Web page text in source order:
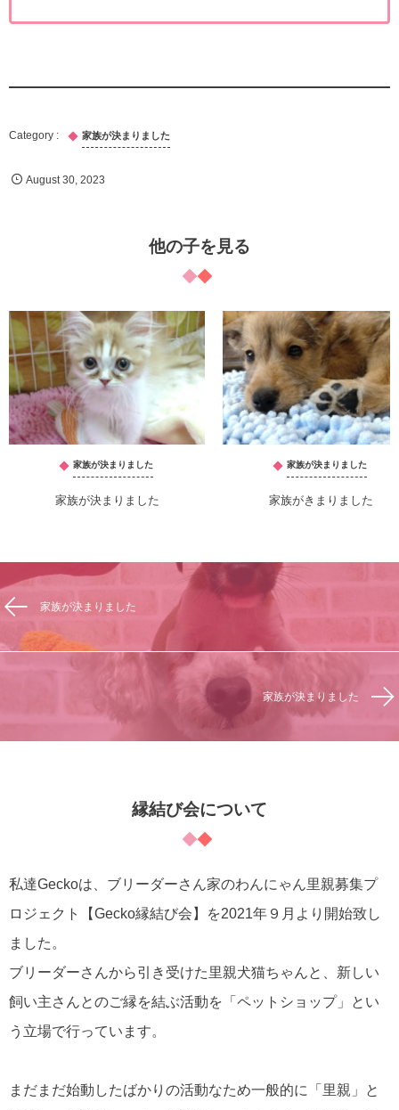
家族が決まりました
August 30 ,2023
他の子を見る
家族が決まりました
家族が決まりました
家族が決まりました
家族がきまりました
家族が決まりました
家族が決まりました
縁結び会について
私達Geckoは、ブリーダーさん家のわんにゃん里親募集プ
ロジェクト【Gecko縁結び会】を2021年９月より開始致し
ました。
ブリーダーさんから引き受けた里親犬猫ちゃんと、新しい
飼い主さんとのご縁を結ぶ活動を「ペットショップ」とい
う立場で行っています。
まだまだ始動したばかりの活動なため一般的に「里親」と